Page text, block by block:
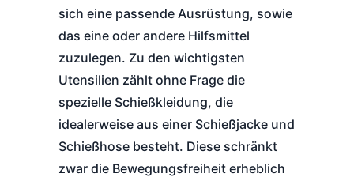
sich eine passende Ausrüstung, sowie
das eine oder andere Hilfsmittel
zuzulegen. Zu den wichtigsten
Utensilien zählt ohne Frage die
spezielle Schießkleidung, die
idealerweise aus einer Schießjacke und
Schießhose besteht. Diese schränkt
zwar die Bewegungsfreiheit erheblich